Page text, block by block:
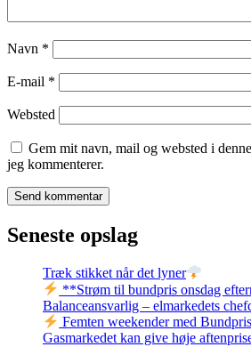
Navn *
E-mail *
Websted
Gem mit navn, mail og websted i
jeg kommenterer.
Seneste opslag
Træk stikket når det lyner
**Strøm til bundpris onsdag
Balanceansvarlig – elmarkedets
Femten weekender med
Gasmarkedet kan give høje